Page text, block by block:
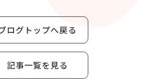
ログトップへ戻る
記事一覧を見る